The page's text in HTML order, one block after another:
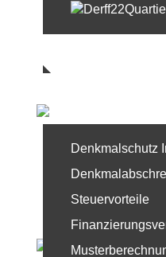
Denkmalschutz
Steuervorteile